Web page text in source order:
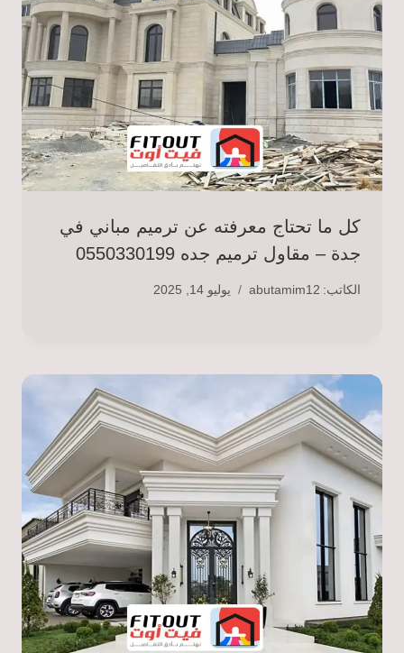
كل ما تحتاج معرفته عن ترميم مباني في
جدة – مقاول ترميم جده 0550330199
الكاتب: abutamim12 يوليو 14, 2025